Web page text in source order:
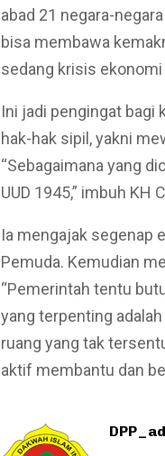
abad 21 negara-
bisa membawa
sedang krisis ekonomi
Ini jadi pengingat bagi
hak-hak sipil, yakni
“Sebagaimana yang
UUD 1945,” imbuh KH
Ia mengajak segenap
Pemuda. Kemudian
“Pemerintah tentu
yang terpenting
ruang yang tak
aktif membantu dan